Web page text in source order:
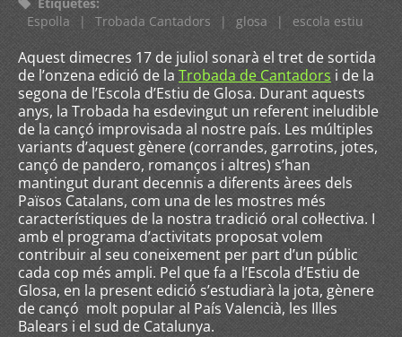
Espolla
| Trobada Cantadors | glosa | escola estiu
Aquest dimecres 17 de juliol sonarà el tret de sortida
de l’onzena edició de la Trobada de Cantadors i de la
segona de l’Escola d’Estiu de Glosa. Durant aquests
anys, la Trobada ha esdevingut un referent ineludible
de la cançó improvisada al nostre país. Les múltiples
variants d’aquest gènere (corrandes, garrotins, jotes,
cançó de pandero, romanços i altres) s’han
mantingut durant decennis a diferents àrees dels
Països Catalans, com una de les mostres més
característiques de la nostra tradició oral col·lectiva. I
amb el programa d’activitats proposat volem
contribuir al seu coneixement per part d’un públic
cada cop més ampli. Pel que fa a l’Escola d’Estiu de
Glosa, en la present edició s’estudiarà la jota, gènere
de cançó molt popular al País Valencià, les Illes
Balears i el sud de Catalunya.